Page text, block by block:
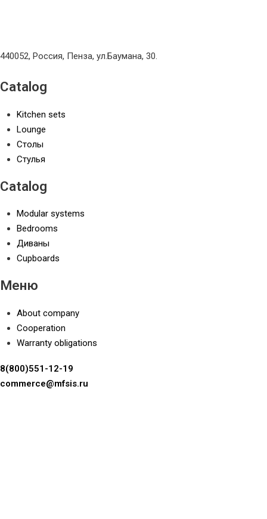
440052, Россия, Пенза, ул.Баумана, 30.
Catalog
Kitchen sets
Lounge
Столы
Стулья
Catalog
Modular systems
Bedrooms
Диваны
Cupboards
Меню
About company
Cooperation
Warranty obligations
8(800)551-12-19
commerce@mfsis.ru